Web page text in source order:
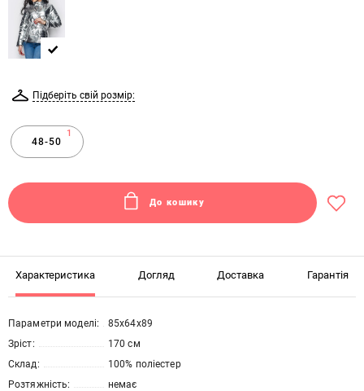
Підберіть свій розмір:
1
48-50
До кошику
Характеристика Догляд Доставка Гарантія
Параметри моделі:
85х64х89
Зріст:
170 см
Склад:
100% поліестер
Розтяжність:
немає